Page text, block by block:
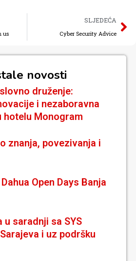
us
SLJEDEĆA
Cyber Security Advice
novosti
druženje:
i nezaboravna
hotelu Monogram
znanja, povezivanja i
Dahua Open Days Banja
u saradnji sa SYS
i uz podršku